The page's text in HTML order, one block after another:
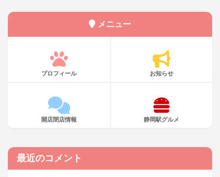
メニュー
プロフィール お知らせ
開店閉店情報 静岡駅グルメ
最近のコメント